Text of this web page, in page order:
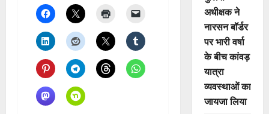
अधीक्षक ने
नारसन बॉर्डर
पर भारी वर्षा
के बीच कांवड़
यात्रा
व्यवस्थाओं का
जायजा लिया